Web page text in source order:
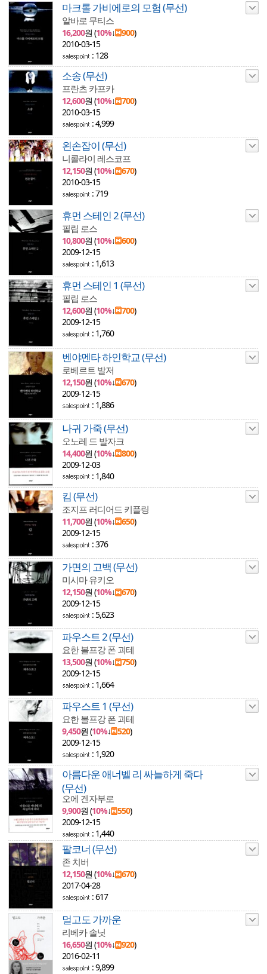
마크롤 가비에로의 모험 (무선)
알바로 무티스
16,200원 (10%↓ 900)
2010-03-15
: 128
소송 (무선)
프란츠 카프카
12,600원 (10%↓ 700)
2010-03-15
: 4,999
왼손잡이 (무선)
니콜라이 레스코프
12,150원 (10%↓ 670)
2010-03-15
: 719
휴먼 스테인 2 (무선)
필립 로스
10,800원 (10%↓ 600)
2009-12-15
: 1,613
휴먼 스테인 1 (무선)
필립 로스
12,600원 (10%↓ 700)
2009-12-15
: 1,760
벤야멘타 하인학교 (무선)
로베르트 발저
12,150원 (10%↓ 670)
2009-12-15
: 1,886
나귀 가죽 (무선)
오노레 드 발자크
14,400원 (10%↓ 800)
2009-12-03
: 1,840
킴 (무선)
조지프 러디어드 키플링
11,700원 (10%↓ 650)
2009-12-15
: 376
가면의 고백 (무선)
미시마 유키오
12,150원 (10%↓ 670)
2009-12-15
: 5,623
파우스트 2 (무선)
요한 볼프강 폰 괴테
13,500원 (10%↓ 750)
2009-12-15
: 1,664
파우스트 1 (무선)
요한 볼프강 폰 괴테
9,450원 (10%↓ 520)
2009-12-15
: 1,920
아름다운 애너벨 리 싸늘하게 죽다
(무선)
오에 겐자부로
9,900원 (10%↓ 550)
2009-12-15
: 1,440
팔코너 (무선)
존 치버
12,150원 (10%↓ 670)
2017-04-28
: 617
멀고도 가까운
리베카 솔닛
16,650원 (10%↓ 920)
2016-02-11
: 9,899